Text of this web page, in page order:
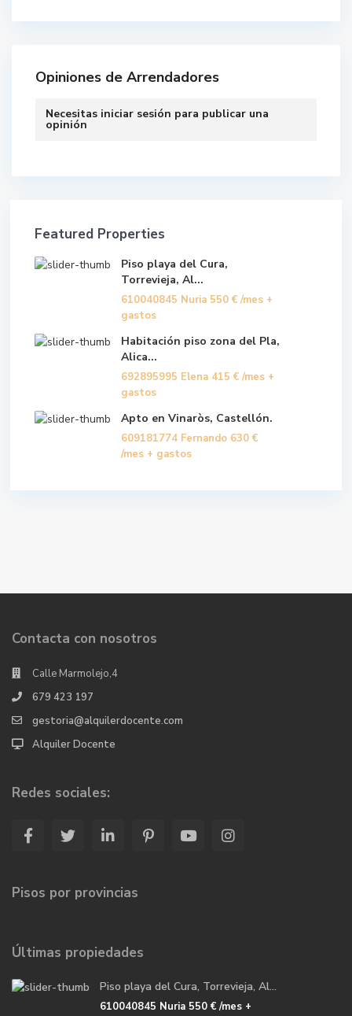
Opiniones de Arrendadores
Necesitas iniciar sesión para publicar una
opinión
Featured Properties
Piso playa del Cura,
Torrevieja, Al...
610040845 Nuria 550 € /mes +
gastos
Habitación piso zona del Pla,
Alica...
692895995 Elena 415 € /mes +
gastos
Apto en Vinaròs, Castellón.
609181774 Fernando 630 €
/mes + gastos
Contacta con nosotros
Calle Marmolejo,4
679 423 197
gestoria@alquilerdocente.com
Alquiler Docente
Redes sociales:
Pisos por provincias
Últimas propiedades
Piso playa del Cura, Torrevieja, Al...
610040845 Nuria 550 €/mes +